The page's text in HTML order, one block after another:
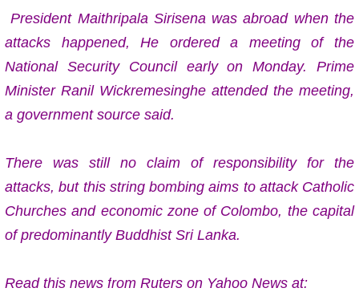
President Maithripala Sirisena was abroad when the
attacks happened, He ordered a meeting of the
National Security Council early on Monday. Prime
Minister Ranil Wickremesinghe attended the meeting,
a government source said.
There was still no claim of responsibility for the
attacks, but this string bombing aims to attack Catholic
Churches and economic zone of Colombo, the capital
of predominantly Buddhist Sri Lanka.
Read this news from Ruters on Yahoo News at: